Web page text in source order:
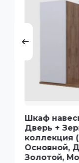
Шкаф
Дверь +
коллекция
Основной,
Золотой,